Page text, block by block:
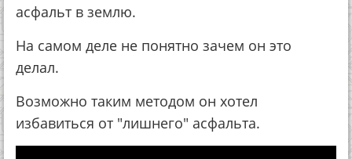
асфальт в землю.
На самом деле не понятно зачем он это
делал.
Возможно таким методом он хотел
избавиться от "лишнего" асфальта.